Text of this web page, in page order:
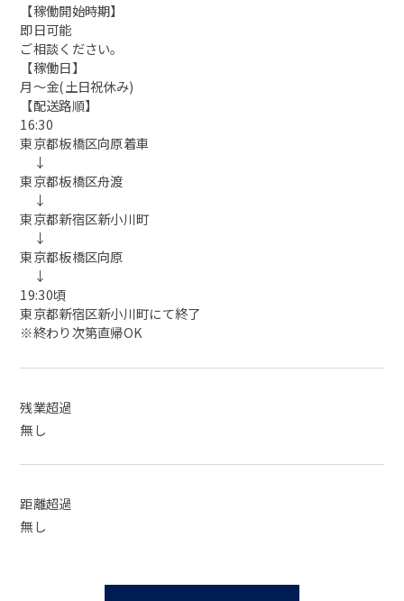
【稼働開始時期】
即日可能
ご相談ください。
【稼働日】
月～金(土日祝休み)
【配送路順】
16:30
東京都板橋区向原着車
↓
東京都板橋区舟渡
↓
東京都新宿区新小川町
↓
東京都板橋区向原
↓
19:30頃
東京都新宿区新小川町にて終了
※終わり次第直帰OK
残業超過
無し
距離超過
無し